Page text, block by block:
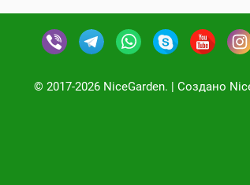
© 2017-2026 NiceGarden. | Создано